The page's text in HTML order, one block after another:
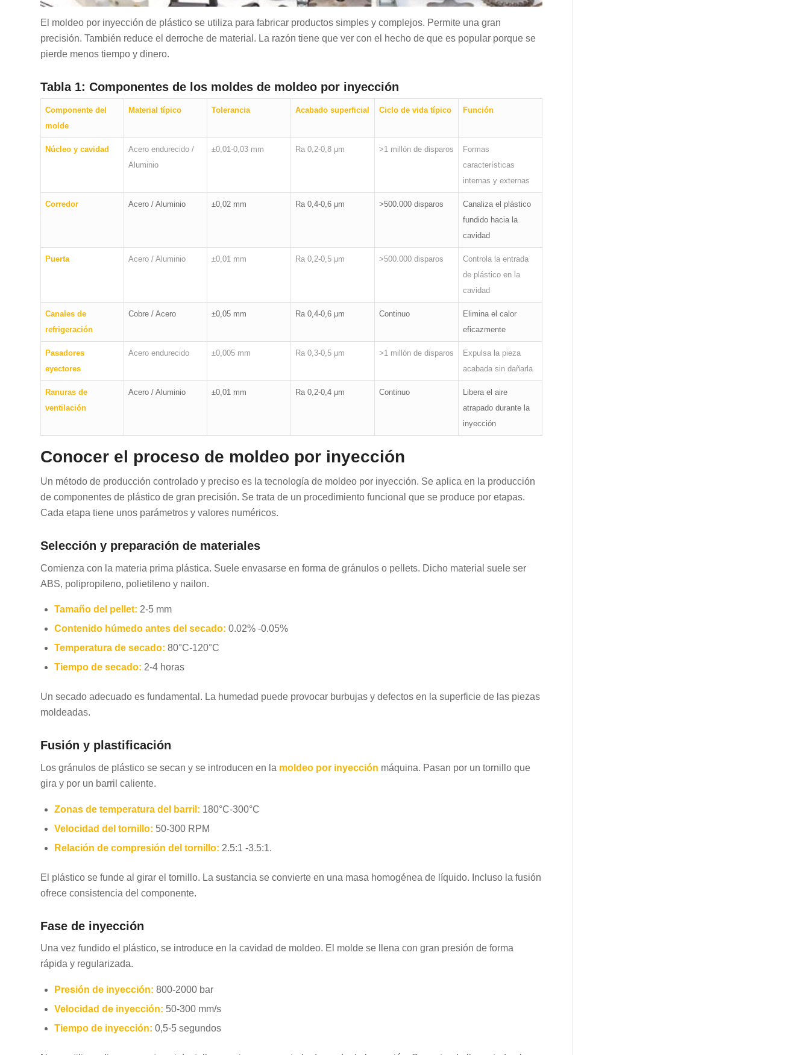
El moldeo por inyección de plástico se utiliza para fabricar productos simples y complejos. Permite una gran
precisión. También reduce el derroche de material. La razón tiene que ver con el hecho de que es popular porque se
pierde menos tiempo y dinero.
Tabla 1: Componentes de los moldes de moldeo por inyección
Componente del
molde
Material típico Tolerancia Acabado superficial Ciclo de vida típico Función
Núcleo y cavidad
Acero endurecido /
Aluminio
±0,01-0,03 mm Ra 0,2-0,8 μm >1 millón de disparos
Formas
características
internas y externas
Corredor Acero / Aluminio ±0,02 mm Ra 0,4-0,6 μm >500.000 disparos
Canaliza el plástico
fundido hacia la
cavidad
Puerta Acero / Aluminio ±0,01 mm Ra 0,2-0,5 μm >500.000 disparos
Controla la entrada
de plástico en la
cavidad
Canales de
refrigeración
Cobre / Acero ±0,05 mm Ra 0,4-0,6 μm Continuo
Elimina el calor
eficazmente
Pasadores
eyectores
Acero endurecido ±0,005 mm Ra 0,3-0,5 μm >1 millón de disparos
Expulsa la pieza
acabada sin dañarla
Ranuras de
ventilación
Acero / Aluminio ±0,01 mm Ra 0,2-0,4 μm Continuo
Libera el aire
atrapado durante la
inyección
Conocer el proceso de moldeo por inyección
Un método de producción controlado y preciso es la tecnología de moldeo por inyección. Se aplica en la producción
de componentes de plástico de gran precisión. Se trata de un procedimiento funcional que se produce por etapas.
Cada etapa tiene unos parámetros y valores numéricos.
Selección y preparación de materiales
Comienza con la materia prima plástica. Suele envasarse en forma de gránulos o pellets. Dicho material suele ser
ABS, polipropileno, polietileno y nailon.
Tamaño del pellet: 2-5 mm
Contenido húmedo antes del secado: 0.02% -0.05%
Temperatura de secado: 80°C-120°C
Tiempo de secado: 2-4 horas
Un secado adecuado es fundamental. La humedad puede provocar burbujas y defectos en la superficie de las piezas
moldeadas.
Fusión y plastificación
Los gránulos de plástico se secan y se introducen en la moldeo por inyección máquina. Pasan por un tornillo que
gira y por un barril caliente.
Zonas de temperatura del barril: 180°C-300°C
Velocidad del tornillo: 50-300 RPM
Relación de compresión del tornillo: 2.5:1 -3.5:1.
El plástico se funde al girar el tornillo. La sustancia se convierte en una masa homogénea de líquido. Incluso la fusión
ofrece consistencia del componente.
Fase de inyección
Una vez fundido el plástico, se introduce en la cavidad de moldeo. El molde se llena con gran presión de forma
rápida y regularizada.
Presión de inyección: 800-2000 bar
Velocidad de inyección: 50-300 mm/s
Tiempo de inyección: 0,5-5 segundos